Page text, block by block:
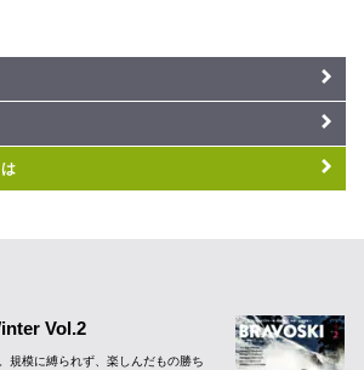
Vol.2
規模に縛られず、楽しんだもの勝ち